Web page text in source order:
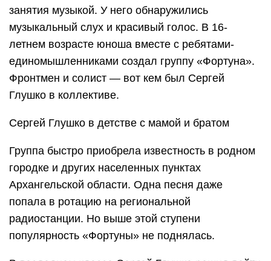
занятия музыкой. У него обнаружились
музыкальный слух и красивый голос. В 16-
летнем возрасте юноша вместе с ребятами-
единомышленниками создал группу «Фортуна».
Фронтмен и солист — вот кем был Сергей
Глушко в коллективе.
Сергей Глушко в детстве с мамой и братом
Группа быстро приобрела известность в родном
городке и других населенных пунктах
Архангельской области. Одна песня даже
попала в ротацию на региональной
радиостанции. Но выше этой ступени
популярность «Фортуны» не поднялась.